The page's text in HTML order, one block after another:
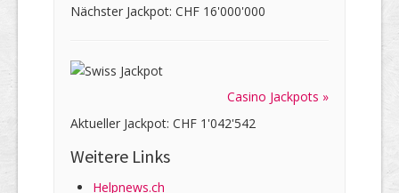
Nächster Jackpot: CHF 16'000'000
Casino Jackpots »
Aktueller Jackpot: CHF 1'042'542
Weitere Links
Helpnews.ch